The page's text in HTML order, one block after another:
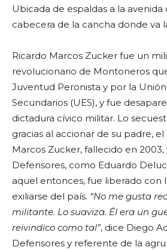
Ubicada de espaldas a la avenida
cabecera de la cancha donde va
Ricardo Marcos Zucker fue un
revolucionario de Montoneros
Juventud Peronista y por la
Secundarios (UES), y fue
dictadura cívico militar. Lo
gracias al accionar de su padre,
Marcos Zucker, fallecido en
Defensores, como Eduardo
aquel entonces, fue liberado con
exiliarse del país. “No me gusta
militante. Lo suaviza. Él era un
reivindico como tal”, dice Diego
Defensores y referente de la